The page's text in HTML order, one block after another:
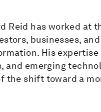
Reid has worked
businesses,
His
and emerging
the shift toward a